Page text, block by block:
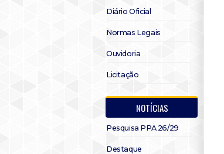
Diário Oficial
Normas Legais
Ouvidoria
Licitação
NOTÍCIAS
Pesquisa PPA 26/29
Destaque